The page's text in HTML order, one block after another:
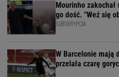
Mourinho
go dość. "Weź się
SUBSKRYPCJA
W Barcelonie mają
przelała czarę